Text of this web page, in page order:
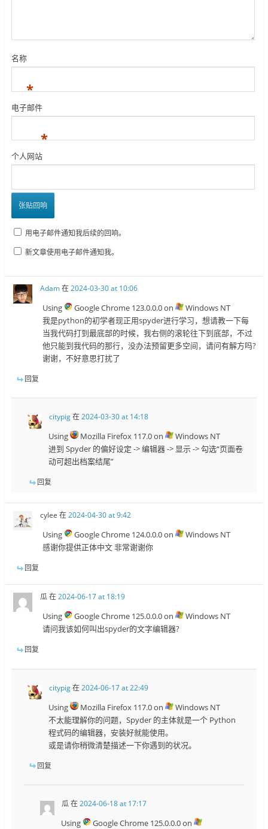
名称
*
电子邮件
*
个人网站
用电子邮件通知我后续的回响。
新文章使用电子邮件通知我。
Adam在2024-03-30 at 10:06
Using Google Chrome 123.0.0.0 on
Windows NT
我是python的初学者现正用spyder进行学习，想请教一下每
当我代码打到最底部的时候，我右侧的滚轮往下到底部，不过
他只能到我代码的那行，没办法预留更多空间，请问有解方吗?
谢谢，不好意思打扰了
回复
citypig在2024-03-30 at 14:18
Using Mozilla Firefox 117.0 on
Windows NT
进到 Spyder 的偏好设定 -> 编辑器 -> 显示 -> 勾选“页面卷
动可超出档案结尾”
回复
cylee 在2024-04-30 at 9:42
Using Google Chrome 124.0.0.0 on
Windows NT
感谢你提供正体中文 非常谢谢你
回复
瓜在2024-06-17 at 18:19
Using Google Chrome 125.0.0.0 on
Windows NT
请问我该如何叫出spyder的文字编辑器?
回复
citypig在2024-06-17 at 22:49
Using Mozilla Firefox 117.0 on
Windows NT
不太能理解你的问题，Spyder 的主体就是一个 Python
程式码的编辑器，安装好就能使用。
或是请你稍微清楚描述一下你遇到的状况。
回复
瓜在2024-06-18 at 17:17
Using
Google Chrome 125.0.0.0 on